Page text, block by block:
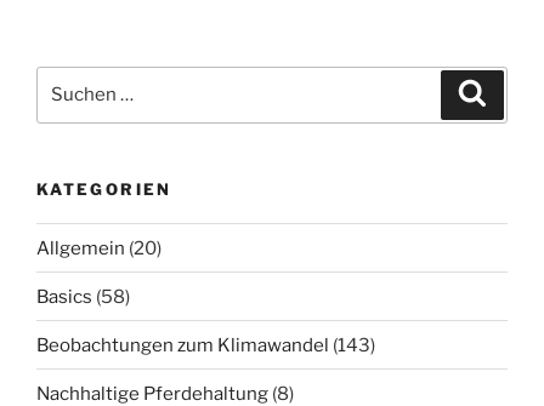
nach:
KATEGORIEN
Allgemein (20)
Basics (58)
Beobachtungen zum Klimawandel (143)
Nachhaltige Pferdehaltung (8)